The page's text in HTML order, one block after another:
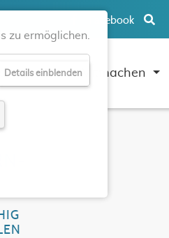
Facebook
Mitmachen
zu ermöglichen.
Details einblenden